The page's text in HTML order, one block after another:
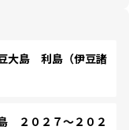
島 利島（伊豆諸
２０２７～２０２